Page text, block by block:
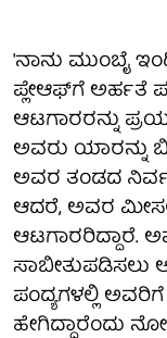
'ನಾನು ಮುಂಬೈ
ಪ್ಲೇಆಫ್‌ಗೆ ಅರ್ಹತೆ
ಆಟಗಾರರನ್ನು
ಅವರು ಯಾರನ್ನು
ಅವರ ತಂಡದ
ಆದರೆ, ಅವರ
ಆಟಗಾರರಿದ್ದಾರೆ.
ಸಾಬೀತುಪಡಿಸಲು
ಪಂದ್ಯಗಳಲ್ಲಿ
ಹೇಗಿದ್ದಾರೆಂದು